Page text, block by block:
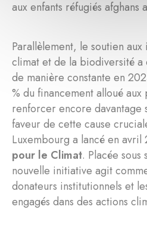
aux enfants réfugiés afghans
Parallèlement, le soutien
climat et de la biodiversité a
de manière constante en
% du financement alloué
renforcer encore davantage
faveur de cette cause
Luxembourg a lancé en avril
pour le Climat. Placée
nouvelle initiative agit
donateurs institutionnels et
engagés dans des actions